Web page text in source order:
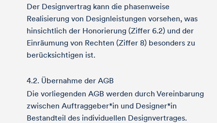
Der Designvertrag kann die phasenweise
Realisierung von Designleistungen vorsehen, was
hinsichtlich der Honorierung (Ziffer 6.2) und der
Einräumung von Rechten (Ziffer 8) besonders zu
berücksichtigen ist.
4.2. Übernahme der AGB
Die vorliegenden AGB werden durch Vereinbarung
zwischen Auftraggeber*in und Designer*in
Bestandteil des individuellen Designvertrages.